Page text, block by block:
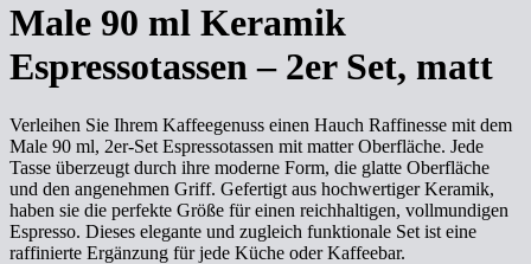
Male 90 ml Keramik
Espressotassen – 2er Set, matt
Verleihen Sie Ihrem Kaffeegenuss einen Hauch Raffinesse mit dem
Male 90 ml, 2er-Set Espressotassen mit matter Oberfläche. Jede
Tasse überzeugt durch ihre moderne Form, die glatte Oberfläche
und den angenehmen Griff. Gefertigt aus hochwertiger Keramik,
haben sie die perfekte Größe für einen reichhaltigen, vollmundigen
Espresso. Dieses elegante und zugleich funktionale Set ist eine
raffinierte Ergänzung für jede Küche oder Kaffeebar.